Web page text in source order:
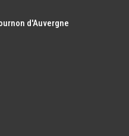
d'Auvergne